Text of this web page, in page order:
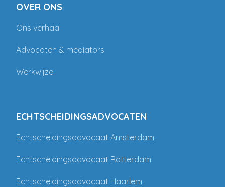
OVER ONS
Ons verhaal
Advocaten & mediators
Werkwijze
ECHTSCHEIDINGSADVOCATEN
Echtscheidingsadvocaat Amsterdam
Echtscheidingsadvocaat Rotterdam
Echtscheidingsadvocaat Haarlem